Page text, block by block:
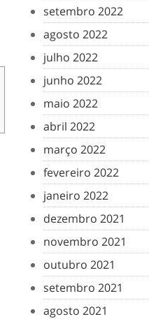
setembro 2022
agosto 2022
julho 2022
junho 2022
maio 2022
abril 2022
março 2022
fevereiro 2022
janeiro 2022
dezembro 2021
novembro 2021
outubro 2021
setembro 2021
agosto 2021